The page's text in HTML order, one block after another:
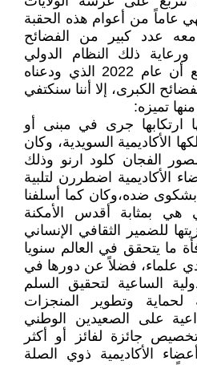
عاماً من أعوام هذه الحقبة
عدد كبير من الفضائح
ذلك النظام الدولي
الجديد بزعامة أمريكا. ومع أن عام 2022 الذي ودعناه
الكبرى، إلا أننا سنكتفي
تميزه:
ارتكابها جرى في مبنى أو
الأكاديمية السويدية، وكان
الفجان كلود ارنو وذلك
من أعضاء الأكاديمية اضطررن لتلبية
ضده،وكان كما أسلفنا
بمثابة أقدس الأمكنة
للضمير الثقافي الإنساني
ما يتحقق في العالم سنويا
علماء، فضلاً عن دورها في
الساعية لتحقيق السلم
لحماية وتطوير المنجزات
على الصعيدين الوطني
جائزة لفائز أو أكثر
الأكاديمية ذوي الصلة